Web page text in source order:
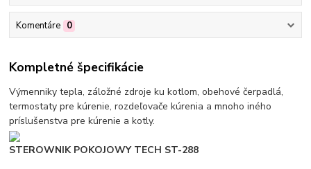
Komentáre 0
Kompletné špecifikácie
Výmenniky tepla, záložné zdroje ku kotlom, obehové čerpadlá,
termostaty pre kúrenie, rozdeľovače kúrenia a mnoho iného
príslušenstva pre kúrenie a kotly.
STEROWNIK POKOJOWY TECH ST-288